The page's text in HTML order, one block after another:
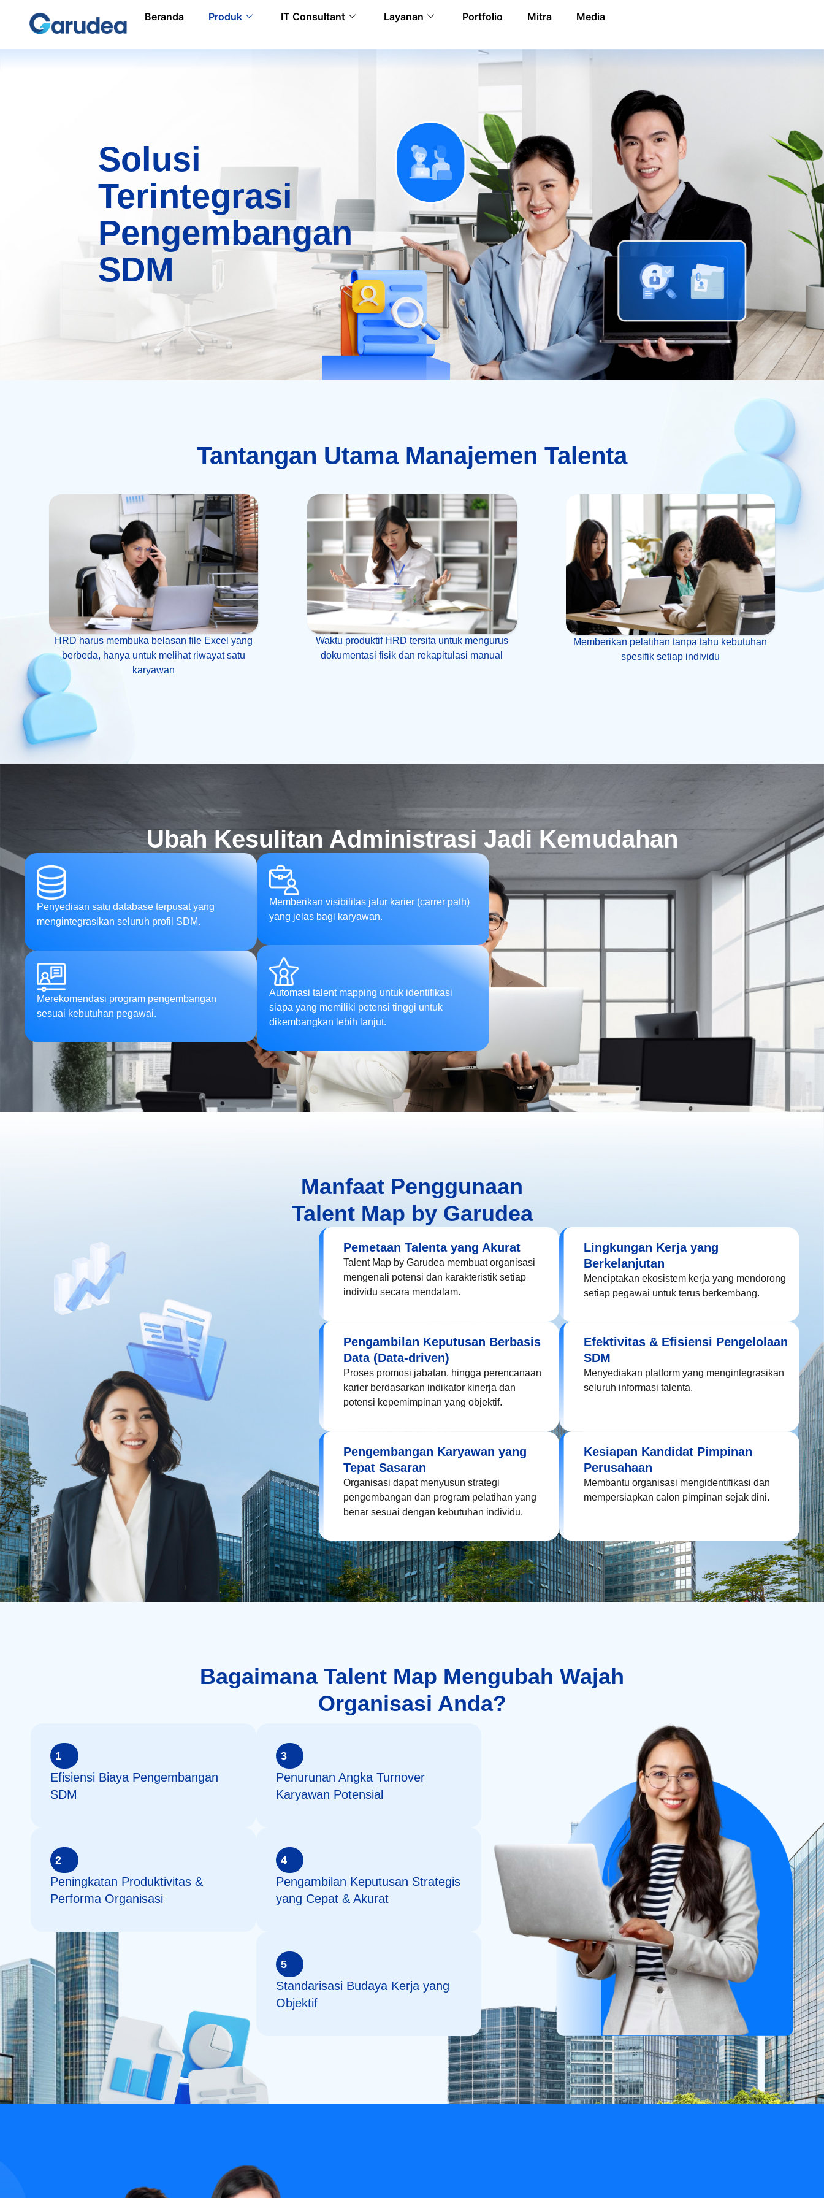
Beranda Produk IT Consultant Layanan Portfolio Mitra Media
Solusi
Terintegrasi
Pengembangan
SDM
Tantangan Utama Manajemen Talenta
HRD harus membuka belasan file Excel yang
berbeda, hanya untuk melihat riwayat satu
karyawan
Waktu produktif HRD tersita untuk mengurus
dokumentasi fisik dan rekapitulasi manual
Memberikan pelatihan tanpa tahu kebutuhan
spesifik setiap individu
Ubah Kesulitan Administrasi Jadi Kemudahan
Penyediaan satu database terpusat yang
mengintegrasikan seluruh profil SDM.
Merekomendasi program pengembangan
sesuai kebutuhan pegawai.
Memberikan visibilitas jalur karier (carrer path)
yang jelas bagi karyawan.
Automasi talent mapping untuk identifikasi
siapa yang memiliki potensi tinggi untuk
dikembangkan lebih lanjut.
Manfaat Penggunaan
Talent Map by Garudea
Pemetaan Talenta yang Akurat
Talent Map by Garudea membuat organisasi
mengenali potensi dan karakteristik setiap
individu secara mendalam.
Lingkungan Kerja yang
Berkelanjutan
Menciptakan ekosistem kerja yang mendorong
setiap pegawai untuk terus berkembang.
Pengambilan Keputusan Berbasis
Data (Data-driven)
Proses promosi jabatan, hingga perencanaan
karier berdasarkan indikator kinerja dan
potensi kepemimpinan yang objektif.
Efektivitas & Efisiensi Pengelolaan
SDM
Menyediakan platform yang mengintegrasikan
seluruh informasi talenta.
Pengembangan Karyawan yang
Tepat Sasaran
Organisasi dapat menyusun strategi
pengembangan dan program pelatihan yang
benar sesuai dengan kebutuhan individu.
Kesiapan Kandidat Pimpinan
Perusahaan
Membantu organisasi mengidentifikasi dan
mempersiapkan calon pimpinan sejak dini.
Bagaimana Talent Map Mengubah Wajah
Organisasi Anda?
1
Efisiensi Biaya Pengembangan
SDM
3
Penurunan Angka Turnover
Karyawan Potensial
2
Peningkatan Produktivitas &
Performa Organisasi
4
Pengambilan Keputusan Strategis
yang Cepat & Akurat
5
Standarisasi Budaya Kerja yang
Objektif